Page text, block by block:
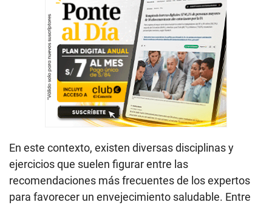
En este contexto, existen diversas disciplinas y
ejercicios que suelen figurar entre las
recomendaciones más frecuentes de los expertos
para favorecer un envejecimiento saludable. Entre